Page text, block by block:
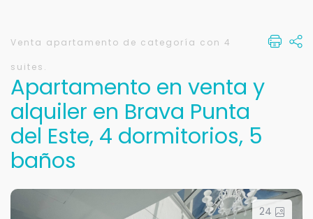
Venta apartamento de categoría con 4
suites.
Apartamento en venta y
alquiler en Brava Punta
del Este, 4 dormitorios, 5
baños
24